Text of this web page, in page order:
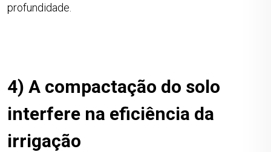
profundidade.
4) A compactação do solo
interfere na eficiência da
irrigação